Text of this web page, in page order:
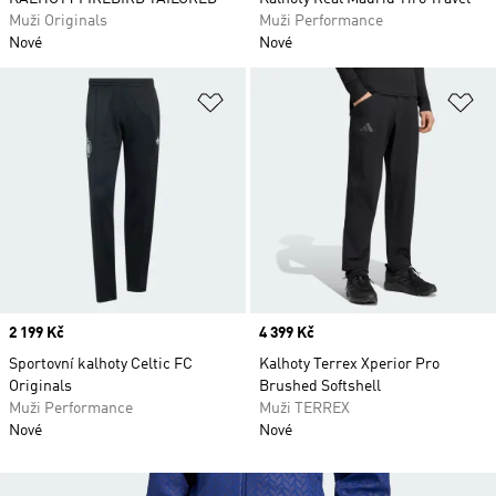
Muži Originals
Nové
Muži Performance
Nové
Přidat do seznamu přání
Price
2 199 Kč
Sportovní kalhoty Celtic FC
Originals
Muži Performance
Nové
Price
4 399 Kč
Kalhoty Terrex Xperior Pro
Brushed Softshell
Muži TERREX
Nové